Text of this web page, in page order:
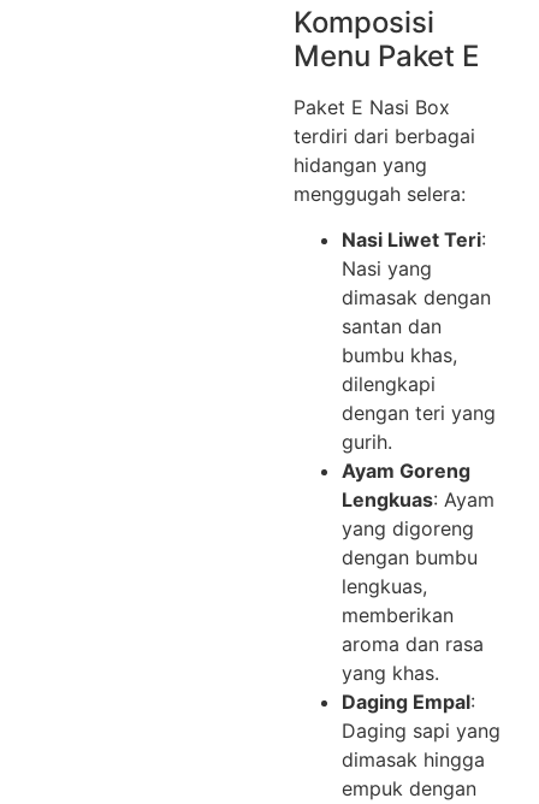
Komposisi
Menu Paket E
Paket E Nasi Box
terdiri dari berbagai
hidangan yang
menggugah selera:
Nasi Liwet Teri:
Nasi yang
dimasak dengan
santan dan
bumbu khas,
dilengkapi
dengan teri yang
gurih.
Ayam Goreng
Lengkuas: Ayam
yang digoreng
dengan bumbu
lengkuas,
memberikan
aroma dan rasa
yang khas.
Daging Empal:
Daging sapi yang
dimasak hingga
empuk dengan